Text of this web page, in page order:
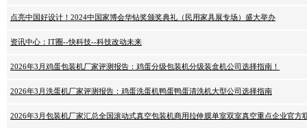
点亮中国好设计！2024中国家博会华钻奖颁奖典礼（民用家具展专场）盛大举办
资讯中心：IT圈--快科技--科技改动未来
2026年3月鸡蛋包装机厂家评测报告：鸡蛋分级包装机分级装盒机公司选择指南！
2026年3月洗蛋机厂家评测报告：鸡蛋洗蛋机鸭蛋鸭蛋清洗机大型公司选择指南
2026年3月包装机厂家汇总全国滚动式真空包装机商用拉伸膜单室双室真空重点企业官方